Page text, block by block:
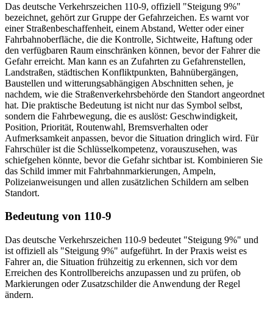
Das deutsche Verkehrszeichen 110-9, offiziell "Steigung 9%"
bezeichnet, gehört zur Gruppe der Gefahrzeichen. Es warnt vor
einer Straßenbeschaffenheit, einem Abstand, Wetter oder einer
Fahrbahnoberfläche, die die Kontrolle, Sichtweite, Haftung oder
den verfügbaren Raum einschränken können, bevor der Fahrer die
Gefahr erreicht. Man kann es an Zufahrten zu Gefahrenstellen,
Landstraßen, städtischen Konfliktpunkten, Bahnübergängen,
Baustellen und witterungsabhängigen Abschnitten sehen, je
nachdem, wie die Straßenverkehrsbehörde den Standort angeordnet
hat. Die praktische Bedeutung ist nicht nur das Symbol selbst,
sondern die Fahrbewegung, die es auslöst: Geschwindigkeit,
Position, Priorität, Routenwahl, Bremsverhalten oder
Aufmerksamkeit anpassen, bevor die Situation dringlich wird. Für
Fahrschüler ist die Schlüsselkompetenz, vorauszusehen, was
schiefgehen könnte, bevor die Gefahr sichtbar ist. Kombinieren Sie
das Schild immer mit Fahrbahnmarkierungen, Ampeln,
Polizeianweisungen und allen zusätzlichen Schildern am selben
Standort.
Bedeutung von 110-9
Das deutsche Verkehrszeichen 110-9 bedeutet "Steigung 9%" und
ist offiziell als "Steigung 9%" aufgeführt. In der Praxis weist es
Fahrer an, die Situation frühzeitig zu erkennen, sich vor dem
Erreichen des Kontrollbereichs anzupassen und zu prüfen, ob
Markierungen oder Zusatzschilder die Anwendung der Regel
ändern.